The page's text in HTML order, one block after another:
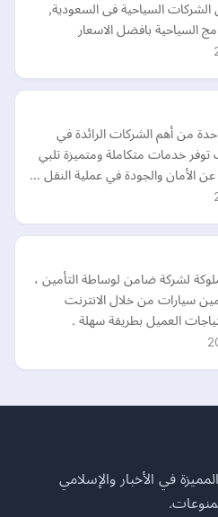
السياحية فى السعودية,
السياحية بافضل الاسعار
من أهم الشركات الرائدة في
خدمات متكاملة ومتميزة تلبي
عن الأمان والجودة في عملية النقل …
لشركة ضامن لوساطة التأمين ،
سيارات من خلال الانترنت
العميل بطريقة سهلة .
في الأخبار والإسلامي